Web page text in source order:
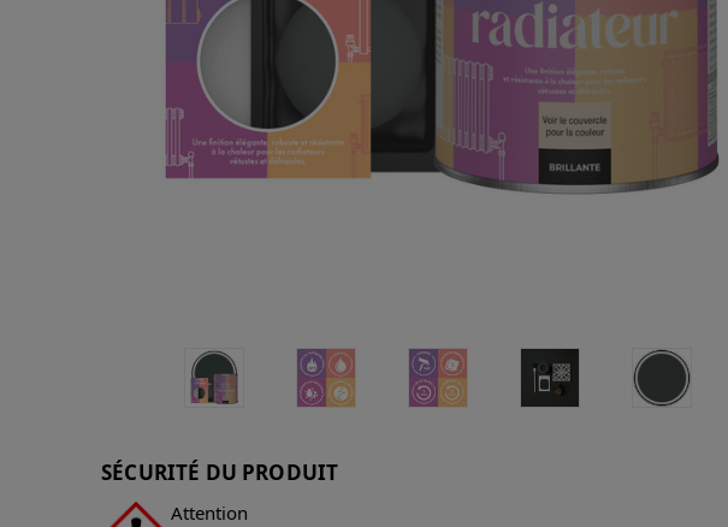
SÉCURITÉ DU PRODUIT
Attention